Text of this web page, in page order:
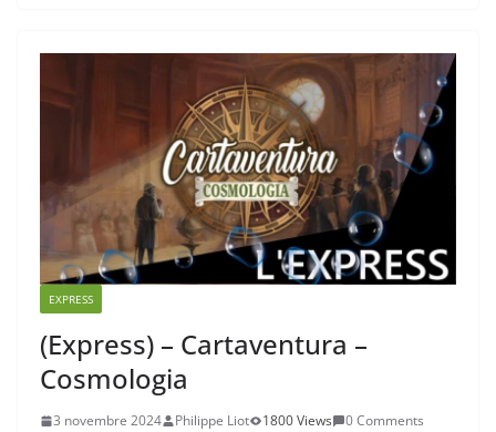
EXPRESS
(Express) – Cartaventura –
Cosmologia
3 novembre 2024 Philippe Liot 1800 Views
0 Comments